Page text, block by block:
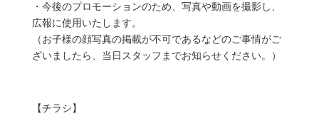
・今後のプロモーションのため、写真や動画を撮影し、
広報に使用いたします。
（お子様の顔写真の掲載が不可であるなどのご事情がご
ざいましたら、当日スタッフまでお知らせください。）
【チラシ】